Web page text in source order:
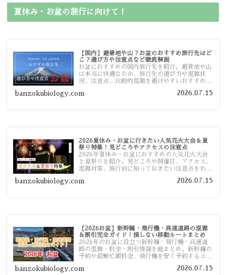
夏休み・お盆の旅行に向けて！
【国内】避暑地や山？お盆のおすすめ旅行先はど
こ？選び方や注意点など徹底解説
お盆におすすめの国内旅行先を紹介。避暑地や山
は本当に快適なのか、旅行先の選び方や混雑状
況、注意点、比較的混雑を避けやすいおすすめス
す。
banzokubiology.com 2026.07.15
2026夏休み・お盆に行きたい人気花火大会＆夏
祭り特集！見どころやアクセスの注意点
2026年夏休み・お盆におすすめの人気花火大会
と夏祭りを紹介。見どころや開催日、アクセス、
混雑対策、旅行前に知っておきたい注意点をわか
banzokubiology.com 2026.07.15
【2026お盆】新幹線・飛行機・高速道路の混雑
＆割引完全ガイド！損しない移動ルートまとめ
2026年のお盆に役立つ新幹線・飛行機・高速道
路の混雑・料金・割引情報を総まとめ。新幹線の
予約や最繁忙期料金、飛行機を安く予約するコ
い移動方法を分かりやすく解説します。
banzokubiology.com 2026.07.15